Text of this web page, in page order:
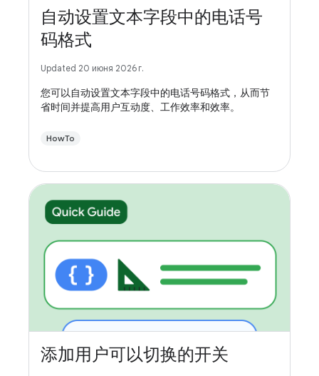
自动设置文本字段中的电话号
码格式
Updated 20 июня 2026 г.
您可以自动设置文本字段中的电话号码格式，从而节
省时间并提高用户互动度、工作效率和效率。
HowTo
添加用户可以切换的开关